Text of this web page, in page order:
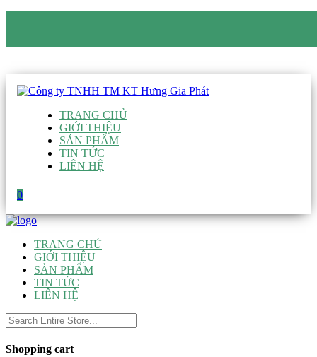
TRANG CHỦ
GIỚI THIỆU
SẢN PHẨM
TIN TỨC
LIÊN HỆ
0
TRANG CHỦ
GIỚI THIỆU
SẢN PHẨM
TIN TỨC
LIÊN HỆ
Shopping cart